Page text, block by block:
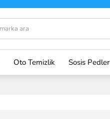
Oto Temizlik Sosis Pedler